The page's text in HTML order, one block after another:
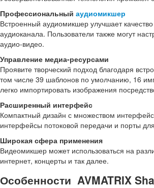
Профессиональный аудиомикшер
Встроенный аудиомикшер улучшает
аудиоканала. Пользователи также могут
аудио-видео.
Управление медиа-ресурсами
Проявите творческий подход благодаря
том числе 39 шаблонов по умолчанию, 16
легко импортировать изображения
Расширенный интерфейс
Компактный дизайн с множеством
интерфейсы потоковой передачи и порты
Широкая сфера применения
Видеомикшер может использоваться на
интернет, концерты и так далее.
Особенности AVMATRIX